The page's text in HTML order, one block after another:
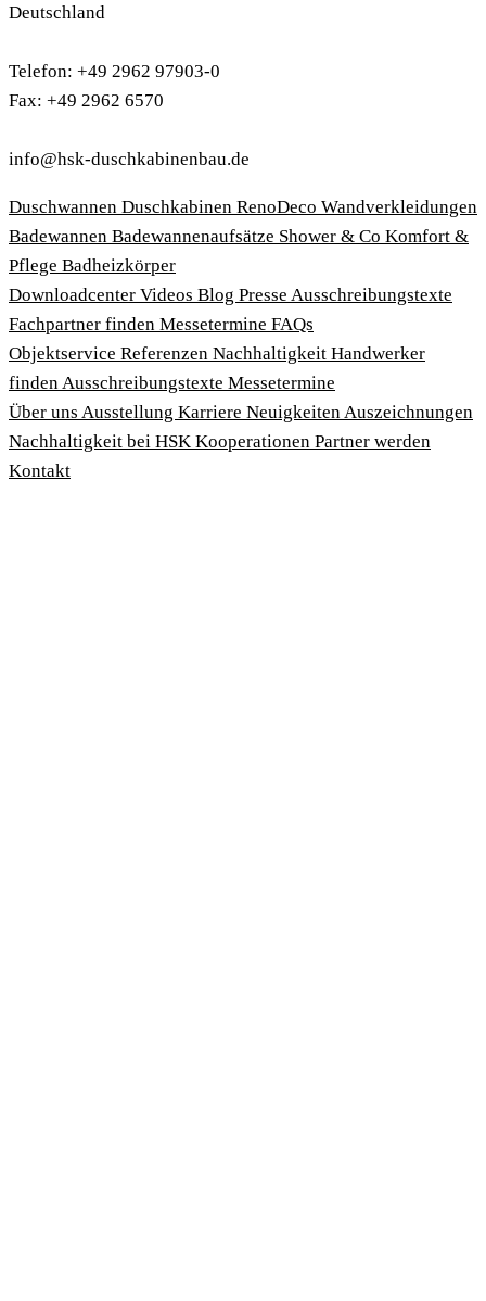
Deutschland
Telefon: +49 2962 97903-0
Fax: +49 2962 6570
info@hsk-duschkabinenbau.de
Duschwannen Duschkabinen RenoDeco Wandverkleidungen
Badewannen Badewannenaufsätze Shower & Co Komfort &
Pflege Badheizkörper
Download­center Videos Blog Presse Ausschreibungstexte
Fachpartner finden Messetermine FAQs
Objektservice Referenzen Nachhaltigkeit Handwerker
finden Ausschreibungstexte Messetermine
Über uns Ausstellung Karriere Neuigkeiten Auszeichnungen
Nachhaltigkeit bei HSK Kooperationen Partner werden
Kontakt